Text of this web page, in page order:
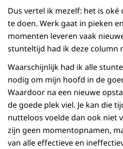
Dus vertel ik mezelf: het is
te doen. Werk gaat in pieken
momenten leveren vaak
stunteltijd had ik deze column
Waarschijnlijk had ik alle
nodig om mijn hoofd in de
Waardoor na een nieuwe
de goede plek viel. Je kan die
nutteloos voelde dan ook niet
zijn geen momentopnamen,
van alle effectieve en